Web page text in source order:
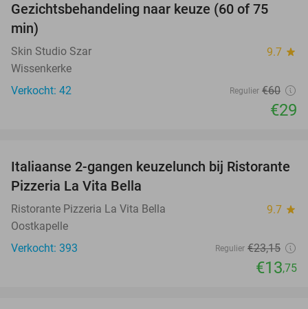
52%
Gezichtsbehandeling naar keuze (60 of 75
min)
Skin Studio Szar 9.7 star
Wissenkerke
Verkocht: 42
Regulier €60
€29
41%
Italiaanse 2-gangen keuzelunch bij Ristorante
Pizzeria La Vita Bella
Ristorante Pizzeria La Vita Bella 9.7 star
Oostkapelle
Verkocht: 393
Regulier €23,15
€13,75